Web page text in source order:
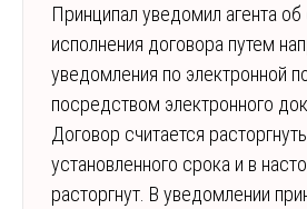
Принципал уведомил агента об
исполнения договора путем
уведомления по электронной
посредством электронного
Договор считается
установленного срока и в
расторгнут. В уведомлении